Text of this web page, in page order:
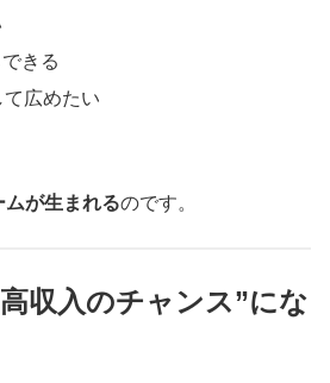
きる
広めたい
が生まれるのです。
収入のチャンス”にな